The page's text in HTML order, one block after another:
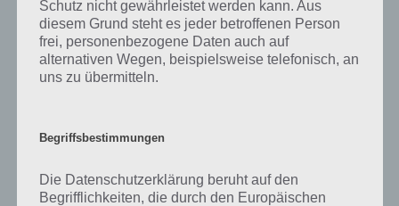
App herunterladen
Schutz nicht gewährleistet werden kann. Aus
diesem Grund steht es jeder betroffenen Person
frei, personenbezogene Daten auch auf
alternativen Wegen, beispielsweise telefonisch, an
uns zu übermitteln.
Begriffsbestimmungen
Die Datenschutzerklärung beruht auf den
Begrifflichkeiten, die durch den Europäischen